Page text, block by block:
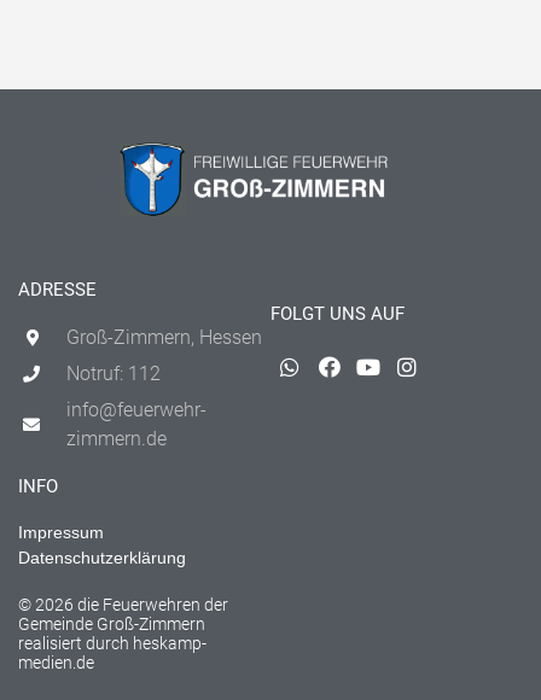
ADRESSE
Groß-Zimmern, Hessen
Notruf: 112
info@feuerwehr-
zimmern.de
FOLGT UNS AUF
INFO
Impressum
Datenschutzerklärung
© 2026 die Feuerwehren der
Gemeinde Groß-Zimmern
realisiert durch heskamp-
medien.de